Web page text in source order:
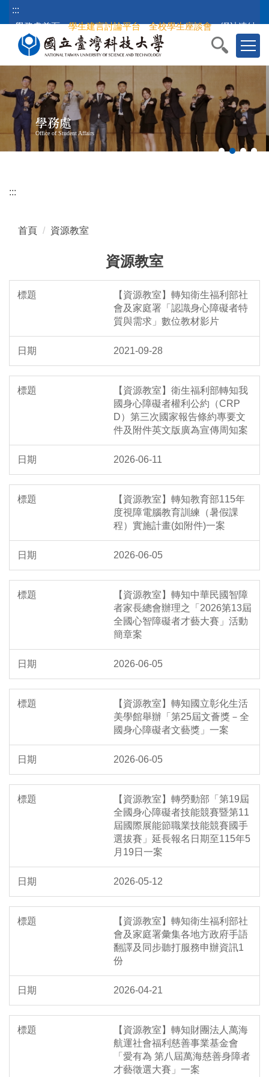
跳
到
內
區
塊
:::
學務處首頁
學生建言討論平台 全校學生座談會 網站連結
學務處
Office of Student Affairs
:::
首頁 資源教室
資源教室
【資源教室】轉知衛生福利部社
會及家庭署「認識身心障礙者特
質與需求」數位教材影片
2021-09-28
【資源教室】衛生福利部轉知我
國身心障礙者權利公約（CRP
D）第三次國家報告條約專要文
件及附件英文版廣為宣傳周知案
2026-06-11
【資源教室】轉知教育部115年
度視障電腦教育訓練（暑假課
程）實施計畫(如附件)一案
2026-06-05
【資源教室】轉知中華民國智障
者家長總會辦理之「2026第13屆
全國心智障礙者才藝大賽」活動
簡章案
2026-06-05
【資源教室】轉知國立彰化生活
美學館舉辦「第25屆文薈獎－全
國身心障礙者文藝獎」一案
2026-06-05
【資源教室】轉勞動部「第19屆
全國身心障礙者技能競賽暨第11
屆國際展能節職業技能競賽國手
選拔賽」延長報名日期至115年5
月19日一案
2026-05-12
【資源教室】轉知衛生福利部社
會及家庭署彙集各地方政府手語
翻譯及同步聽打服務申辦資訊1
份
2026-04-21
【資源教室】轉知財團法人萬海
航運社會福利慈善事業基金會
「愛有為 第八屆萬海慈善身障者
才藝徵選大賽」一案